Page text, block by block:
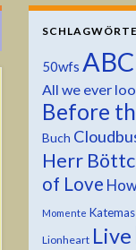
50wfs ABC
All we ever
Before
Buch
Herr
of Love
Momente Katemas
Lionheart Live